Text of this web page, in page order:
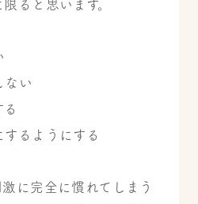
ると思います。
ない
するようにする
に完全に慣れてしまう